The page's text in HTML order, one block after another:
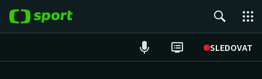
SLEDOVAT